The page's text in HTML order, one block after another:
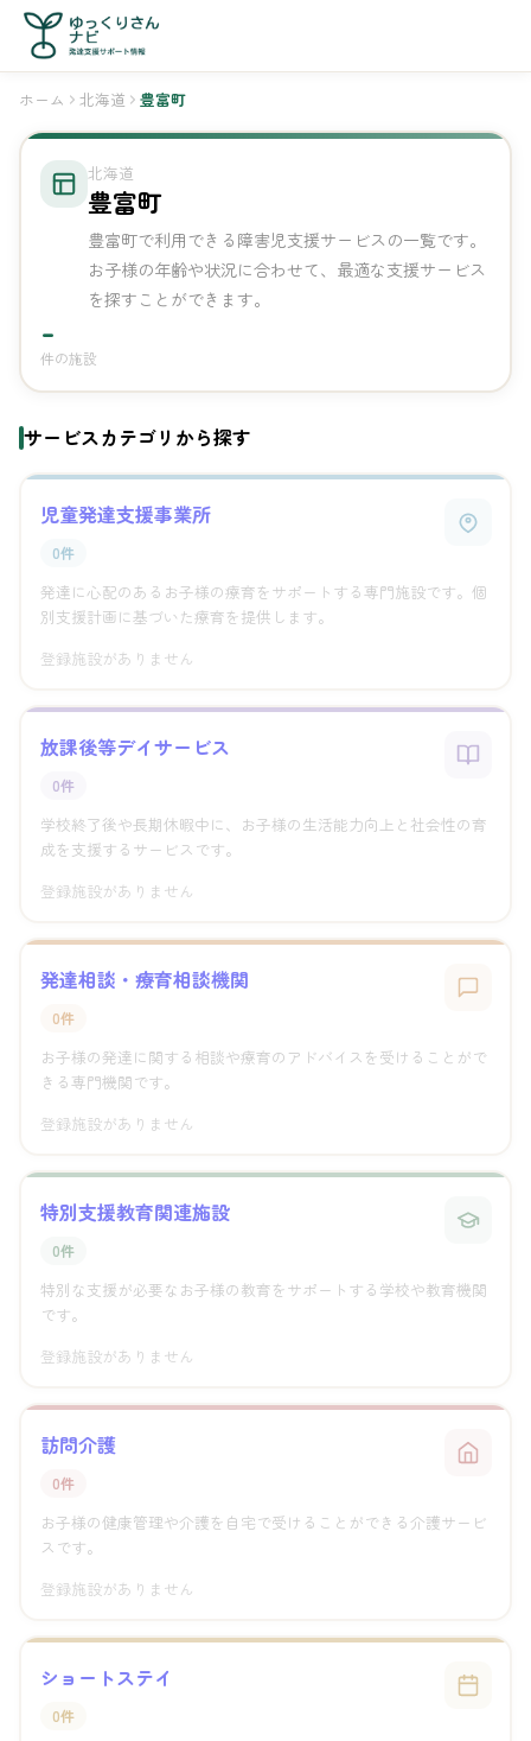
ホーム 北海道 豊富町
北海道
豊富町
豊富町で利用できる障害児支援サービスの一覧です。
お子様の年齢や状況に合わせて、最適な支援サービス
を探すことができます。
-
件の施設
サービスカテゴリから探す
児童発達支援事業所
0件
発達に心配のあるお子様の療育をサポートする専門施設です。個
別支援計画に基づいた療育を提供します。
登録施設がありません
放課後等デイサービス
0件
学校終了後や長期休暇中に、お子様の生活能力向上と社会性の育
成を支援するサービスです。
登録施設がありません
発達相談・療育相談機関
0件
お子様の発達に関する相談や療育のアドバイスを受けることがで
きる専門機関です。
登録施設がありません
特別支援教育関連施設
0件
特別な支援が必要なお子様の教育をサポートする学校や教育機関
です。
登録施設がありません
訪問介護
0件
お子様の健康管理や介護を自宅で受けることができる介護サービ
スです。
登録施設がありません
ショートステイ
0件